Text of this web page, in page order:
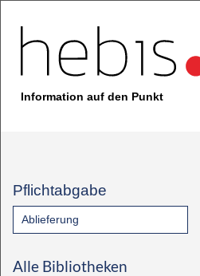
Information auf den Punkt
Pflichtabgabe
Ablieferung
Alle Bibliotheken